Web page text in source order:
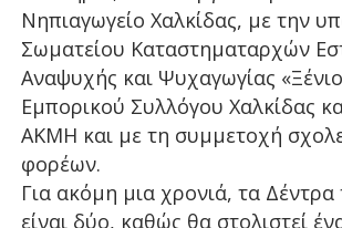
Νηπιαγωγείο Χαλκίδας, με την
Σωματείου Καταστηματαρχών
Αναψυχής και Ψυχαγωγίας
Εμπορικού Συλλόγου Χαλκίδας
ΑΚΜΗ και με τη συμμετοχή
φορέων.
Για ακόμη μια χρονιά, τα
είναι δύο, καθώς θα στολιστεί